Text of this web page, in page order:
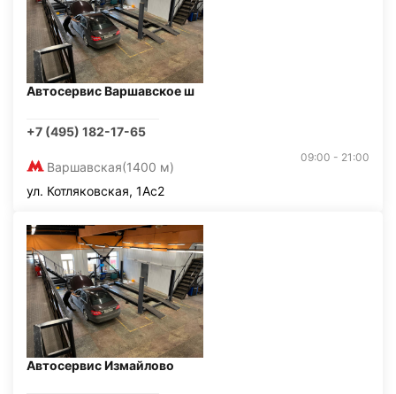
Автосервис Варшавское ш
+7 (495) 182-17-65
Варшавская(1400 м)
09:00 - 21:00
ул. Котляковская, 1Ас2
Автосервис Измайлово